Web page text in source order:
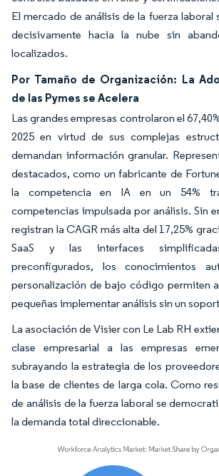
El mercado de análisis de la fuerza laboral
decisivamente hacia la nube sin
localizados.
Por Tamaño de Organización: La
de las Pymes se Acelera
Las grandes empresas controlaron el
2025 en virtud de sus complejas
demandan información granular.
destacados, como un fabricante de
la competencia en IA en un 54%
competencias impulsada por análisis. Sin
registran la CAGR más alta del 17,25%
SaaS y las interfaces
preconfigurados, los conocimientos
personalización de bajo código permiten
pequeñas implementar análisis sin un
La asociación de Visier con Le Lab RH
clase empresarial a las empresas
subrayando la estrategia de los
la base de clientes de larga cola. Como
de análisis de la fuerza laboral se
la demanda total direccionable.